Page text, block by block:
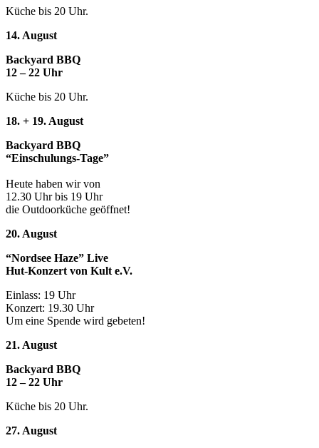
Küche bis 20 Uhr.
14. August
Backyard BBQ
12 – 22 Uhr
Küche bis 20 Uhr.
18. + 19. August
Backyard BBQ
“Einschulungs-Tage”
Heute haben wir von
12.30 Uhr bis 19 Uhr
die Outdoorküche geöffnet!
20. August
“Nordsee Haze” Live
Hut-Konzert von Kult e.V.
Einlass: 19 Uhr
Konzert: 19.30 Uhr
Um eine Spende wird gebeten!
21. August
Backyard BBQ
12 – 22 Uhr
Küche bis 20 Uhr.
27. August